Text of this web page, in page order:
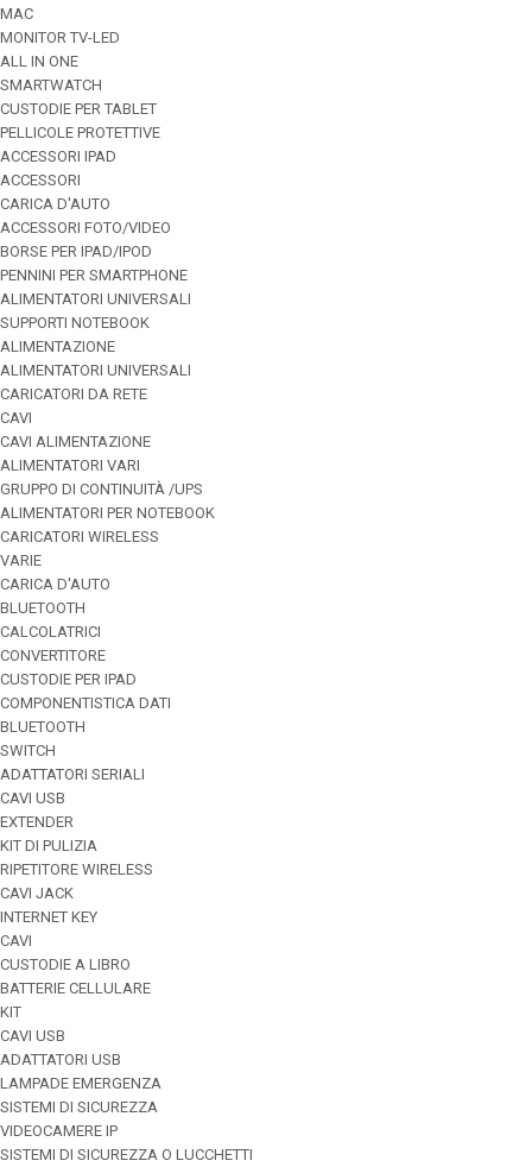
MAC
MONITOR TV-LED
ALL IN ONE
SMARTWATCH
CUSTODIE PER TABLET
PELLICOLE PROTETTIVE
ACCESSORI IPAD
ACCESSORI
CARICA D'AUTO
ACCESSORI FOTO/VIDEO
BORSE PER IPAD/IPOD
PENNINI PER SMARTPHONE
ALIMENTATORI UNIVERSALI
SUPPORTI NOTEBOOK
ALIMENTAZIONE
ALIMENTATORI UNIVERSALI
CARICATORI DA RETE
CAVI
CAVI ALIMENTAZIONE
ALIMENTATORI VARI
GRUPPO DI CONTINUITÀ /UPS
ALIMENTATORI PER NOTEBOOK
CARICATORI WIRELESS
VARIE
CARICA D'AUTO
BLUETOOTH
CALCOLATRICI
CONVERTITORE
CUSTODIE PER IPAD
COMPONENTISTICA DATI
BLUETOOTH
SWITCH
ADATTATORI SERIALI
CAVI USB
EXTENDER
KIT DI PULIZIA
RIPETITORE WIRELESS
CAVI JACK
INTERNET KEY
CAVI
CUSTODIE A LIBRO
BATTERIE CELLULARE
KIT
CAVI USB
ADATTATORI USB
LAMPADE EMERGENZA
SISTEMI DI SICUREZZA
VIDEOCAMERE IP
SISTEMI DI SICUREZZA O LUCCHETTI